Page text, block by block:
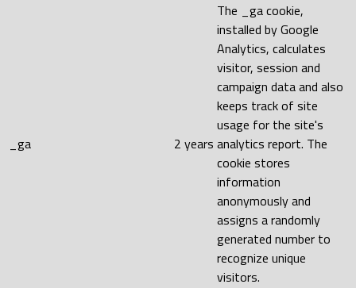
_ga 2 years
The _ga cookie,
installed by Google
Analytics, calculates
visitor, session and
campaign data and also
keeps track of site
usage for the site's
analytics report. The
cookie stores
information
anonymously and
assigns a randomly
generated number to
recognize unique
visitors.